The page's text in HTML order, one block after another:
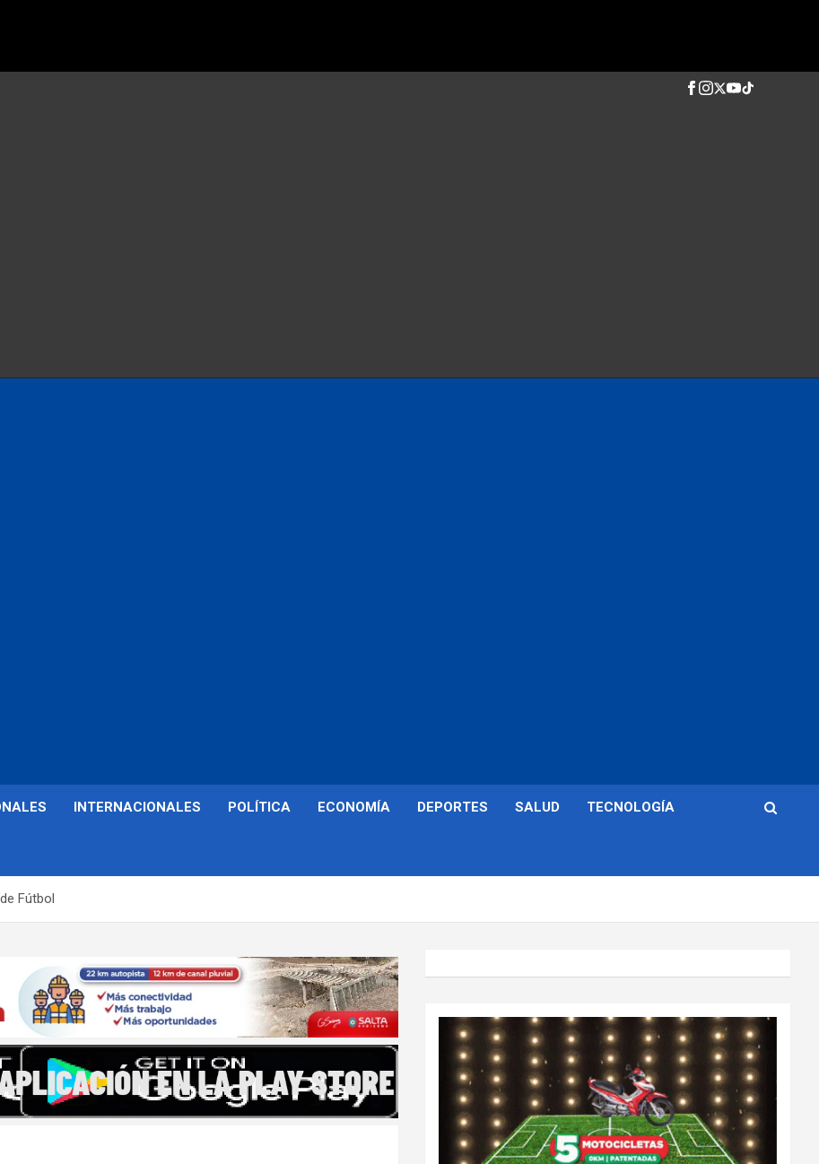
INTERNACIONALES POLÍTICA ECONOMÍA DEPORTES SALUD TECNOLOGÍA
Fútbol